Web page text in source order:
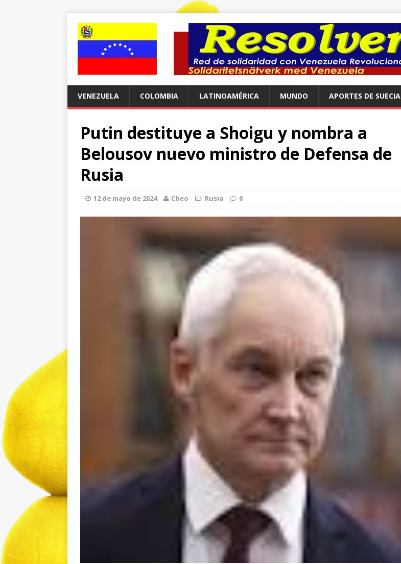
VENEZUELA COLOMBIA LATINOAMÉRICA MUNDO APORTES DE SUECIA
Putin destituye a Shoigu y nombra a
Belousov nuevo ministro de Defensa de
Rusia
12 de mayo de 2024 Cheo Rusia 0